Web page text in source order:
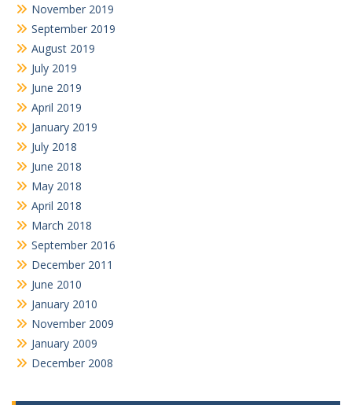
November 2019
September 2019
August 2019
July 2019
June 2019
April 2019
January 2019
July 2018
June 2018
May 2018
April 2018
March 2018
September 2016
December 2011
June 2010
January 2010
November 2009
January 2009
December 2008